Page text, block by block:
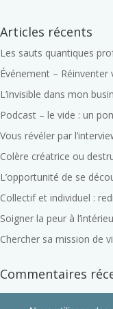
Articles récents
Les sauts quantiques
Événement –
L’invisible dans mon
Podcast – le vide : un
Vous révéler par
Colère créatrice ou
L’opportunité de se
Collectif et individuel :
Soigner la peur à
Chercher sa mission de
Commentaires